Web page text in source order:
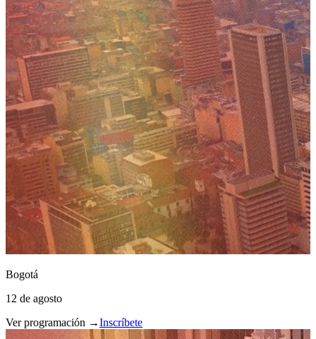
Bogotá
12 de agosto
Ver programación →Inscríbete